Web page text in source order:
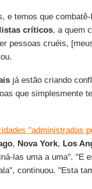
e temos que
críticos, a quem
pessoas cruéis,
já estão criando
que simplesmente
"administradas
, Nova York, Los
las uma a uma". "E
continuou. "Esta